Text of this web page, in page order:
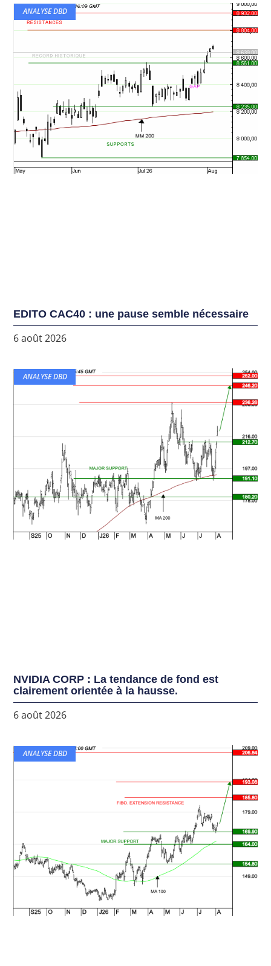
ANALYSE DBD
EDITO CAC40 : une pause semble nécessaire
6 août 2026
ANALYSE DBD
NVIDIA CORP : La tendance de fond est
clairement orientée à la hausse.
6 août 2026
ANALYSE DBD